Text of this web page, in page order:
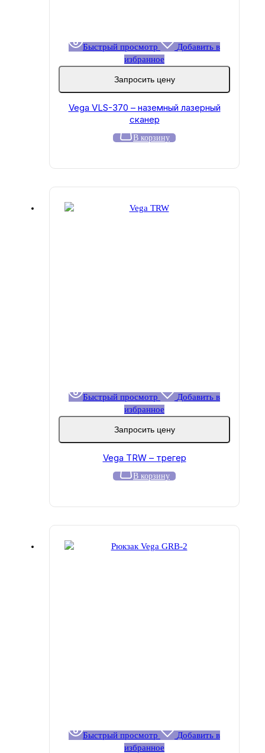
Быстрый просмотр
Добавить в
избранное
Запросить цену
Vega VLS-370 – наземный лазерный
сканер
В корзину
Быстрый просмотр
Добавить в
избранное
Запросить цену
Vega TRW – трегер
В корзину
Быстрый просмотр
Добавить в
избранное